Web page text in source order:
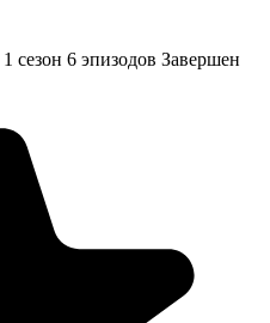
1 сезон 6 эпизодов Завершен